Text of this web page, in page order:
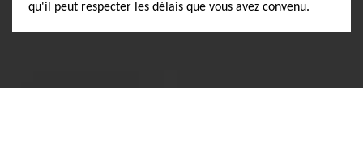
qu'il peut respecter les délais que vous avez convenu.